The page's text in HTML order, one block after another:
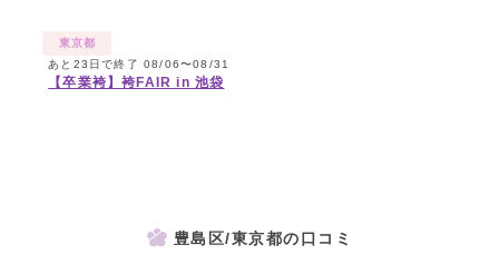
東京都
あと23日で終了 08/06〜08/31
【卒業袴】袴FAIR in 池袋
豊島区/東京都の口コミ